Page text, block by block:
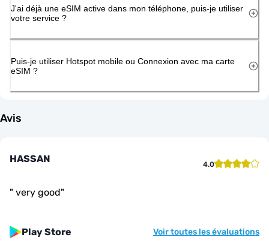
J'ai déjà une eSIM active dans mon téléphone, puis-je utiliser
votre service ?
Puis-je utiliser Hotspot mobile ou Connexion avec ma carte
eSIM ?
Avis
HASSAN 4.0
" very good"
Play Store Voir toutes les évaluations